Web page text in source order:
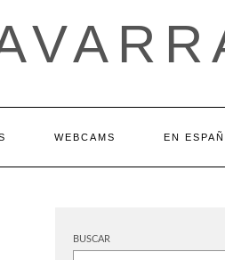
WEBCAMS EN
BUSCAR